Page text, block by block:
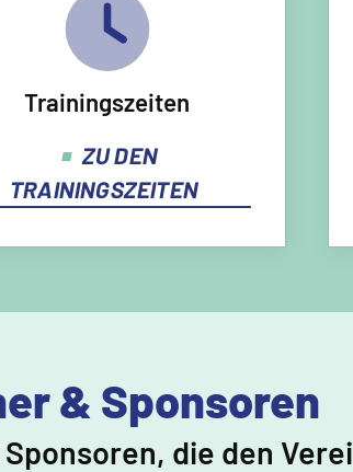
Trainingszeiten
ZU DEN
TRAININGSZEITEN
& Sponsoren
die den